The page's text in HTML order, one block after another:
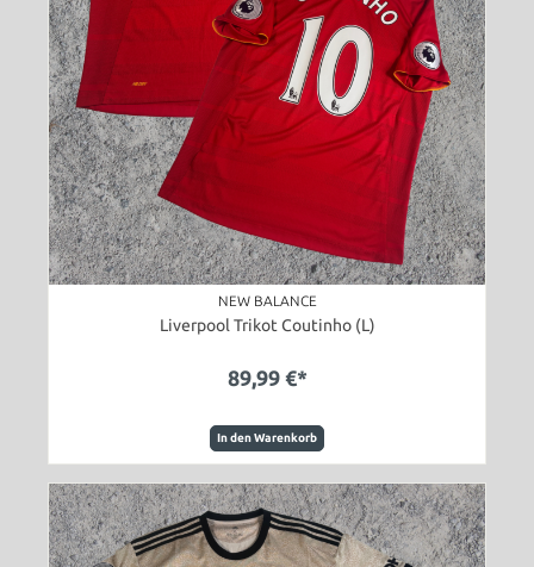
NEW BALANCE
Liverpool Trikot Coutinho (L)
89,99 €*
In den Warenkorb